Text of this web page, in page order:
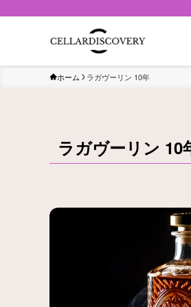
ホーム ラガヴーリン 10年
ラガヴーリン 10